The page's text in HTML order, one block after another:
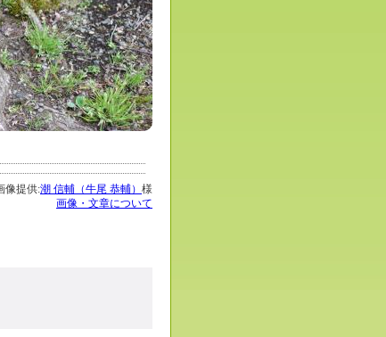
像提供:潮 信輔（牛尾 恭輔） 様
画像・文章について